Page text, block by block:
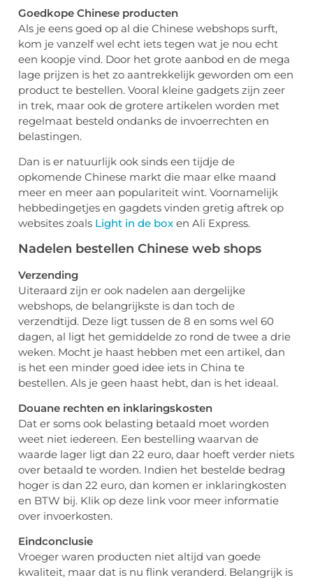
Goedkope Chinese producten
Als je eens goed op al die Chinese webshops surft,
kom je vanzelf wel echt iets tegen wat je nou echt
een koopje vind. Door het grote aanbod en de mega
lage prijzen is het zo aantrekkelijk geworden om een
product te bestellen. Vooral kleine gadgets zijn zeer
in trek, maar ook de grotere artikelen worden met
regelmaat besteld ondanks de invoerrechten en
belastingen.
Dan is er natuurlijk ook sinds een tijdje de
opkomende Chinese markt die maar elke maand
meer en meer aan populariteit wint. Voornamelijk
hebbedingetjes en gagdets vinden gretig aftrek op
websites zoals Light in de box en Ali Express.
Nadelen bestellen Chinese web shops
Verzending
Uiteraard zijn er ook nadelen aan dergelijke
webshops, de belangrijkste is dan toch de
verzendtijd. Deze ligt tussen de 8 en soms wel 60
dagen, al ligt het gemiddelde zo rond de twee a drie
weken. Mocht je haast hebben met een artikel, dan
is het een minder goed idee iets in China te
bestellen. Als je geen haast hebt, dan is het ideaal.
Douane rechten en inklaringskosten
Dat er soms ook belasting betaald moet worden
weet niet iedereen. Een bestelling waarvan de
waarde lager ligt dan 22 euro, daar hoeft verder niets
over betaald te worden. Indien het bestelde bedrag
hoger is dan 22 euro, dan komen er inklaringkosten
en BTW bij. Klik op deze link voor meer informatie
over invoerkosten.
Eindconclusie
Vroeger waren producten niet altijd van goede
kwaliteit, maar dat is nu flink veranderd. Belangrijk is